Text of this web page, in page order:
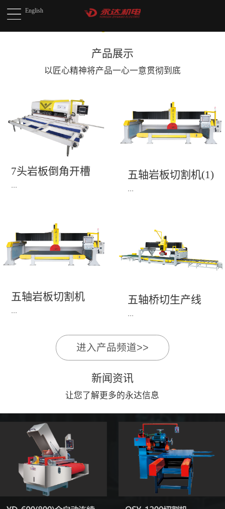
English
产品展示
以匠心精神将产品一心一意贯彻到底
7头岩板倒角开槽
机(1)
...
永达机电7头岩板倒角
开槽机，该设备采用流
水线作业，加工效率
陶瓷人造石进行直边斜
边修边倒角并开槽。
五轴岩板切割机(1)
...
1、简单易学的编程软
件，直观，快速，易
学。2、操作系统简单
稳、可靠。3、前后刀
切割，带去毛刺倒角功
面，不崩边。4、大板
平稳输送进出，切割加
工与上下板分开，便
捷，高效。5、19”显示
屏，按钮、遥杆集成面
板，操作快速、简便。
五轴岩板切割机
...
1、简单易学的编程软
学。2、操作系统简单
易用；采用进口伺服、
稳、可靠。3、前后刀
切割，带去毛刺倒角功
能，不伤石材、瓷砖表
面，不崩边。4、大板
平稳输送进出，切割加
工与上下板分开，便
五轴桥切生产线
...
》》五轴桥切高配型
桥切（含输送板材平
台）
进入产品频道>>
新闻资讯
让您了解更多的永达信息